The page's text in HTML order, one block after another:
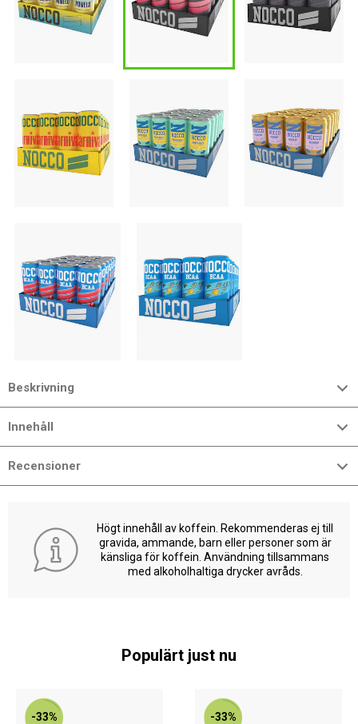
Beskrivning
Innehåll
Recensioner
Högt innehåll av koffein. Rekommenderas ej till
gravida, ammande, barn eller personer som är
känsliga för koffein. Användning tillsammans
med alkoholhaltiga drycker avråds.
Populärt just nu
-33% -33%